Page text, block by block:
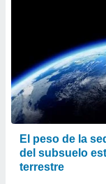
El peso de la
del subsuelo
terrestre